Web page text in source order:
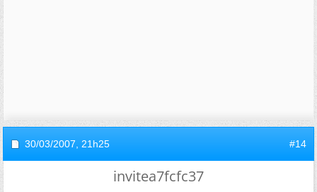
30/03/2007, 21h25 #14
invitea7fcfc37